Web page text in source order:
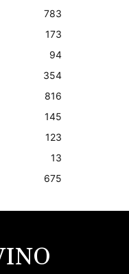
783
173
94
354
816
145
123
13
675